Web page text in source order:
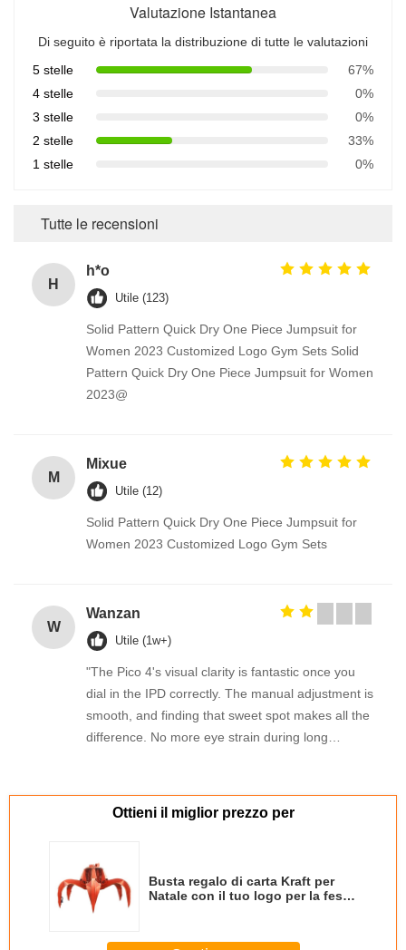
Valutazione Istantanea
Di seguito è riportata la distribuzione di tutte le valutazioni
5 stelle
67%
4 stelle
0%
3 stelle
0%
2 stelle
33%
1 stelle
0%
Tutte le recensioni
H
h*o
Utile (123)
Solid Pattern Quick Dry One Piece Jumpsuit for
Women 2023 Customized Logo Gym Sets Solid
Pattern Quick Dry One Piece Jumpsuit for Women
2023@
M
Mixue
Utile (12)
Solid Pattern Quick Dry One Piece Jumpsuit for
Women 2023 Customized Logo Gym Sets
W
Wanzan
Utile (1w+)
"The Pico 4's visual clarity is fantastic once you
dial in the IPD correctly. The manual adjustment is
smooth, and finding that sweet spot makes all the
difference. No more eye strain during long
manual adjustment is smooth, and finding that
strain during long sessions. Highly recommend
taking the time to set it up properly!""The Pico 4's
visual clarity is fantastic once you dial in the IPD
Ottieni il miglior prezzo per
Busta regalo di carta Kraft per
Natale con il tuo logo per la festa